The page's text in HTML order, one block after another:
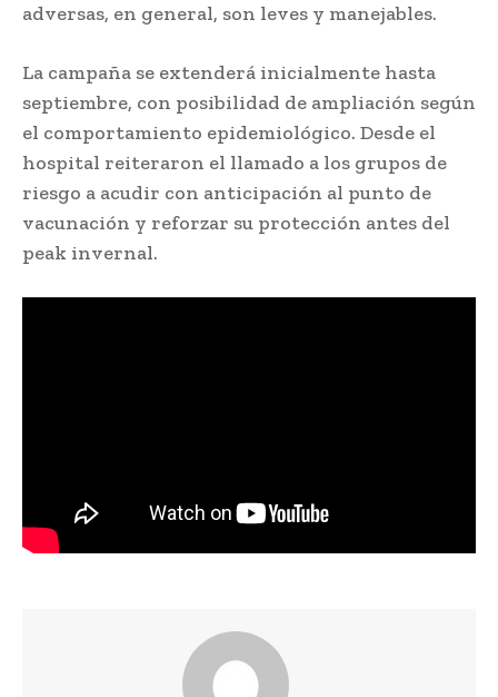
adversas, en general, son leves y manejables.
La campaña se extenderá inicialmente hasta
septiembre, con posibilidad de ampliación según
el comportamiento epidemiológico. Desde el
hospital reiteraron el llamado a los grupos de
riesgo a acudir con anticipación al punto de
vacunación y reforzar su protección antes del
peak invernal.